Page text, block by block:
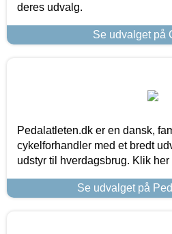
deres udvalg.
Se udvalget på
Pedalatleten.dk er en dansk,
cykelforhandler med et bredt
udstyr til hverdagsbrug. Klik
Se udvalget på